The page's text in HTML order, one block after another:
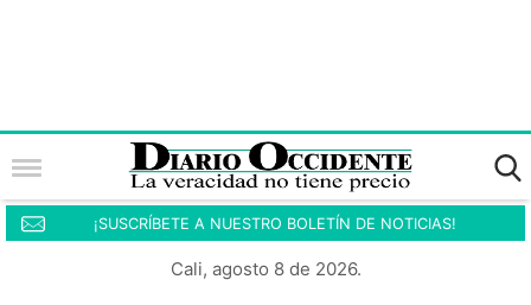
¡SUSCRÍBETE A NUESTRO BOLETÍN DE NOTICIAS!
Cali, agosto 8 de 2026.